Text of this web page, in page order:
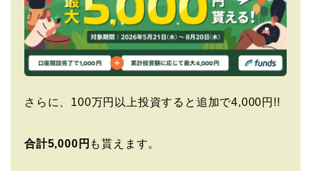
さらに、100万円以上投資すると追加で4,000円!!
合計5,000円 も貰えます。